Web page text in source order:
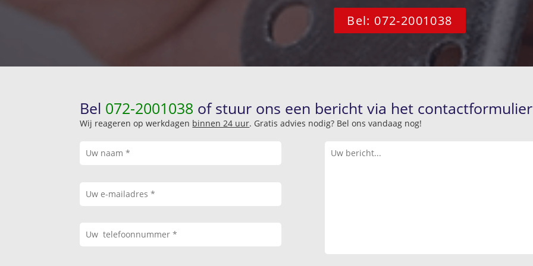
Bel: 072-2001038
Bel 072-2001038 of stuur ons een bericht via het
Wij reageren op werkdagen binnen 24 uur. Gratis advies nodig? Bel ons vandaag nog!